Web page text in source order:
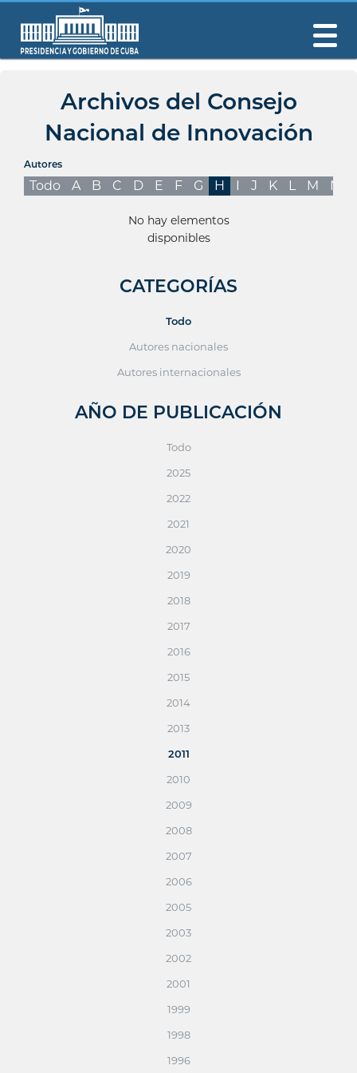
Archivos del Consejo
Nacional de Innovación
Autores
Todo A B C D E F G H I J K L M N
No hay elementos
disponibles
CATEGORÍAS
Todo
Autores nacionales
Autores internacionales
AÑO DE PUBLICACIÓN
Todo
2025
2022
2021
2020
2019
2018
2017
2016
2015
2014
2013
2011
2010
2009
2008
2007
2006
2005
2003
2002
2001
1999
1998
1996